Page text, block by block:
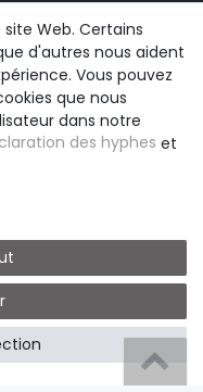
des données
Imprimer
B2B LOGIN
Web. Certains
d'autres nous aident
Vous pouvez
que nous
dans notre
des hyphes et